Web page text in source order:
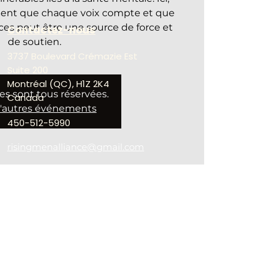
que chaque voix compte et que
peut être une source de force et
de soutien.
sont tous réservées.
événements
Contactez-nous
3737 Boulevard Crémazie Est
Suite 200
Montréal (QC), H1Z 2K4
Canada
450-512-5990
risingmenalliance@gmail.com